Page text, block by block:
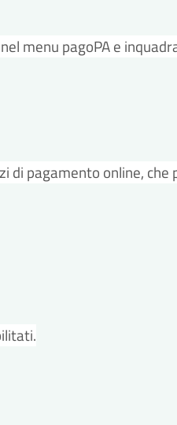
menu pagoPA e
di pagamento online, che